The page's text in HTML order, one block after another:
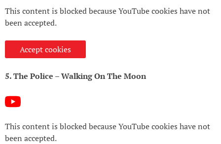
This content is blocked because YouTube cookies have not
been accepted.
Accept cookies
5. The Police – Walking On The Moon
This content is blocked because YouTube cookies have not
been accepted.